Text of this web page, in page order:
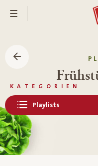
KATEGORIEN
Playlists